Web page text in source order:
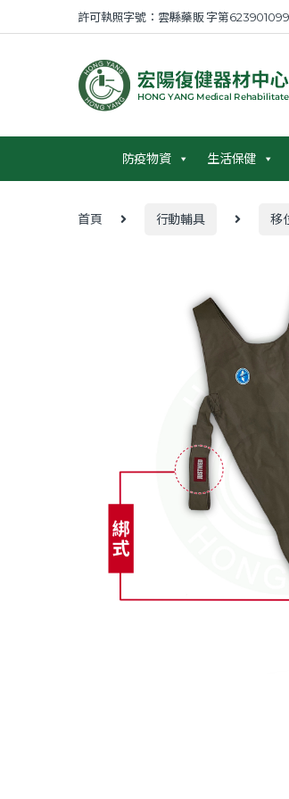
Skip to navigation
Skip to content許可執照字號：雲縣藥販 字第
防疫物資 生活保健
首頁 行動輔具 移